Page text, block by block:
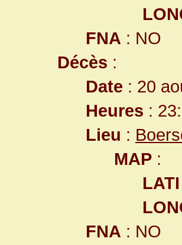
FNA : NO
Décès :
Date : 20
Heures :
Lieu :
MAP :
LATI
FNA : NO